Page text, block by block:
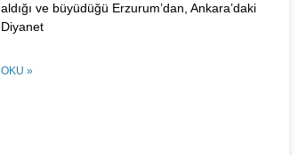
aldığı ve büyüdüğü Erzurum’dan, Ankara’daki
Diyanet
OKU »